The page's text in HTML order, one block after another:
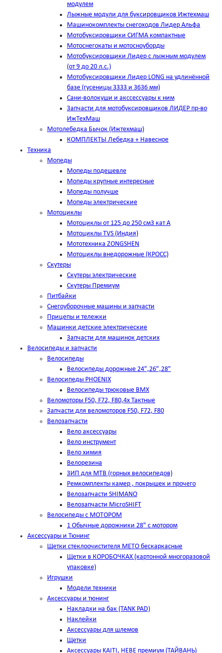
модулем
Лыжные модули для буксировщиков Ижтехмаш
Машинокомплекты снегоходов Лидер Альфа
Мотобуксировщики СИГМА компактные
Мотоснегокаты и мотосноуборды
Мотобуксировщики Лидер с лыжным модулем
(от 9 до 20 л.с.)
Мотобуксировщики Лидер LONG на удлинённой
базе (гусеницы 3333 и 3636 мм)
Сани-волокуши и акссессуары к ним
Запчасти для мотобуксировщиков ЛИДЕР пр-во
ИжТехМаш
Мотолебедка Бычок (Ижтехмаш)
КОМПЛЕКТЫ Лебедка + Навесное
Техника
Мопеды
Мопеды подешевле
Мопеды крупные интересные
Мопеды получше
Мопеды электрические
Мотоциклы
Мотоциклы от 125 до 250 см3 кат А
Мотоциклы TVS (Индия)
Мототехника ZONGSHEN
Мотоциклы внедорожные (КРОСС)
Скутеры
Скутеры электрические
Скутеры Премиум
Питбайки
Снегоуборочные машины и запчасти
Прицепы и тележки
Машинки детские электрические
Запчасти для машинок детских
Велосипеды и запчасти
Велосипеды
Велосипеды дорожные 24",26",28"
Велосипеды PHOENIX
Велосипеды трюковые BMX
Веломоторы F50, F72, F80,4х Тактные
Запчасти для веломоторов F50, F72, F80
Велозапчасти
Вело аксессуары
Вело инструмент
Вело химия
Велорезина
ЗИП для MTB (горных велосипедов)
Ремкомплекты камер , покрышек и прочего
Велозапчасти SHIMANO
Велозапчасти MicroSHIFT
Велосипеды с МОТОРОМ
1 Обычные дорожники 28" с мотором
Аксессуары и Тюнинг
Щетки стеклоочистителя METO бескаркасные
Щетки в КОРОБОЧКАХ (картонной многоразовой
упаковке)
Игрушки
Модели техники
Аксессуары и тюнинг
Накладки на бак (TANK PAD)
Наклейки
Аксессуары для шлемов
Щетки
Аксессуары KAITI, HEBE премиум (ТАЙВАНЬ)